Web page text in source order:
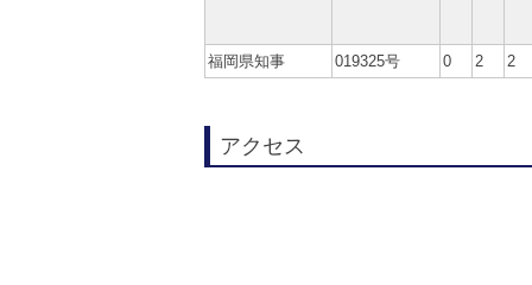
福岡県知事 019325号 0 2 2
アクセス